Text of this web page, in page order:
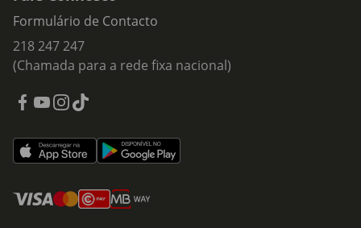
Formulário de Contacto
218 247 247
(Chamada para a rede fixa nacional)